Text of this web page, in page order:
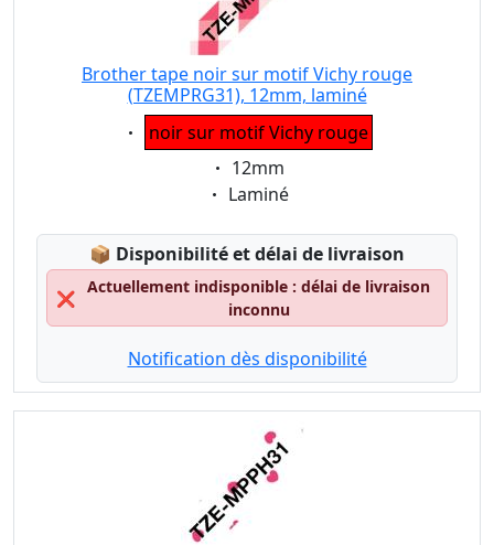
Brother tape noir sur motif Vichy rouge
(TZEMPRG31), 12mm, laminé
Eigenschaft:
noir sur motif Vichy rouge
Eigenschaft:
12mm
Eigenschaft:
Laminé
📦 Lagerstatus:
Disponibilité et délai de livraison
❌
Actuellement indisponible : délai de livraison
inconnu
Notification dès disponibilité